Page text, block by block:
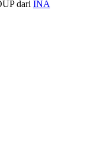
dari INA